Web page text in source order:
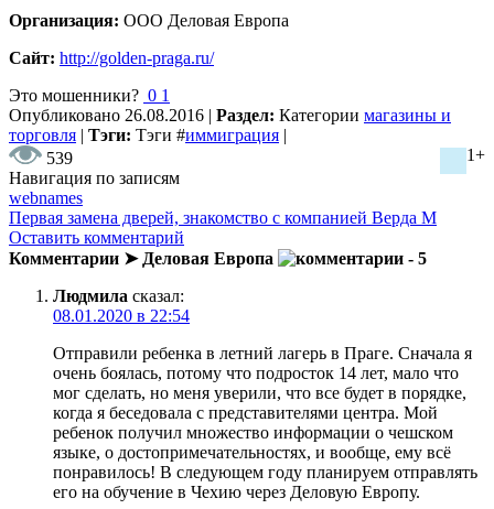
Организация: ООО Деловая Европа
Сайт: http://golden-praga.ru/
Это мошенники? 0 1
Опубликовано 26.08.2016 | Раздел: Категории магазины и
торговля | Тэги: Тэги #иммиграция |
539
1+
Навигация по записям
webnames
Первая замена дверей, знакомство с компанией Верда М
Оставить комментарий
Комментарии ➤ Деловая Европа
- 5
Людмила сказал:
08.01.2020 в 22:54
Отправили ребенка в летний лагерь в Праге. Сначала я
очень боялась, потому что подросток 14 лет, мало что
мог сделать, но меня уверили, что все будет в порядке,
когда я беседовала с представителями центра. Мой
ребенок получил множество информации о чешском
языке, о достопримечательностях, и вообще, ему всё
понравилось! В следующем году планируем отправлять
его на обучение в Чехию через Деловую Европу.